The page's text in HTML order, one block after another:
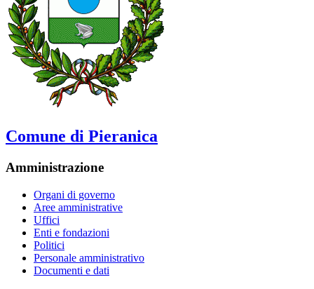
Comune di Pieranica
Amministrazione
Organi di governo
Aree amministrative
Uffici
Enti e fondazioni
Politici
Personale amministrativo
Documenti e dati